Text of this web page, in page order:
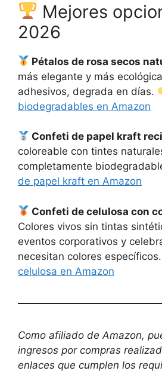
Mejores
2026
Pétalos de rosa secos
más elegante y más
adhesivos, degrada en días.
biodegradables en Amazon
Confeti de papel kraft
coloreable con tintes
completamente
de papel kraft en Amazon
Confeti de celulosa con
Colores vivos sin tintas
eventos corporativos y
necesitan colores específicos.
celulosa en Amazon
Como afiliado de Amazon,
ingresos por compras
enlaces que cumplen los